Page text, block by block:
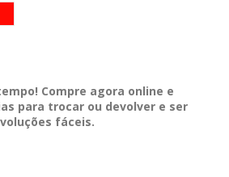
Compre agora online e
para trocar ou devolver e ser
fáceis.